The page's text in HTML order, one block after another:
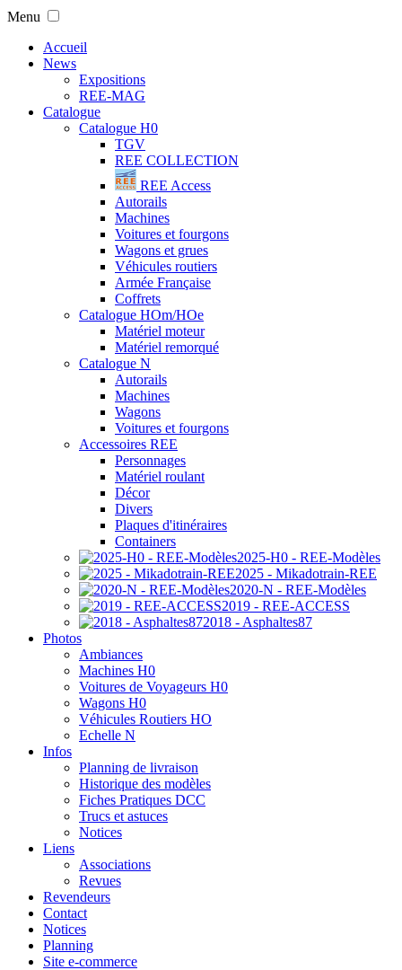
Menu
Accueil
News
Expositions
REE-MAG
Catalogue
Catalogue H0
TGV
REE COLLECTION
REE Access
Autorails
Machines
Voitures et fourgons
Wagons et grues
Véhicules routiers
Armée Française
Coffrets
Catalogue HOm/HOe
Matériel moteur
Matériel remorqué
Catalogue N
Autorails
Machines
Wagons
Voitures et fourgons
Accessoires REE
Personnages
Matériel roulant
Décor
Divers
Plaques d'itinéraires
Containers
2025-H0 - REE-Modèles
2025 - Mikadotrain-REE
2020-N - REE-Modèles
2019 - REE-ACCESS
2018 - Asphaltes87
Photos
Ambiances
Machines H0
Voitures de Voyageurs H0
Wagons H0
Véhicules Routiers HO
Echelle N
Infos
Planning de livraison
Historique des modèles
Fiches Pratiques DCC
Trucs et astuces
Notices
Liens
Associations
Revues
Revendeurs
Contact
Notices
Planning
Site e-commerce